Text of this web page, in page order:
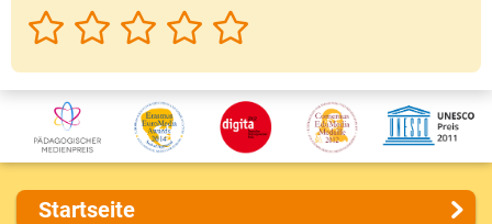
Startseite